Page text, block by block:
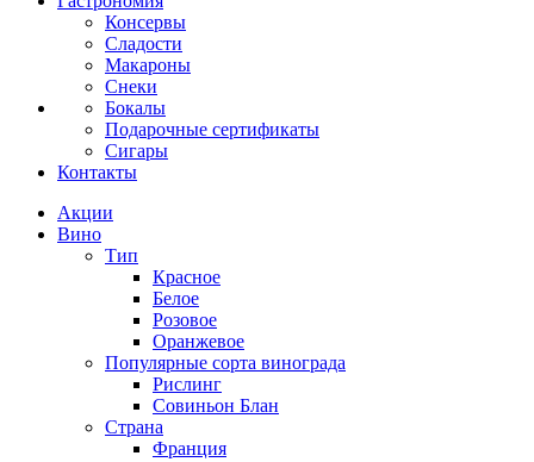
Консервы
Сладости
Макароны
Снеки
Бокалы
Подарочные сертификаты
Сигары
Контакты
Акции
Вино
Тип
Красное
Белое
Розовое
Оранжевое
Популярные сорта винограда
Рислинг
Совиньон Блан
Страна
Франция